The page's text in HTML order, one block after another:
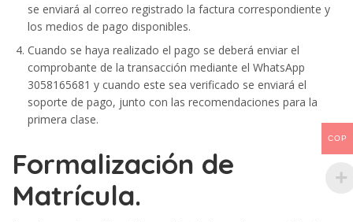
se enviará al correo registrado la factura correspondiente y
los medios de pago disponibles.
Cuando se haya realizado el pago se deberá enviar el
comprobante de la transacción mediante el WhatsApp
3058165681 y cuando este sea verificado se enviará el
soporte de pago, junto con las recomendaciones para la
primera clase.
Formalización de
Matrícula.
COP